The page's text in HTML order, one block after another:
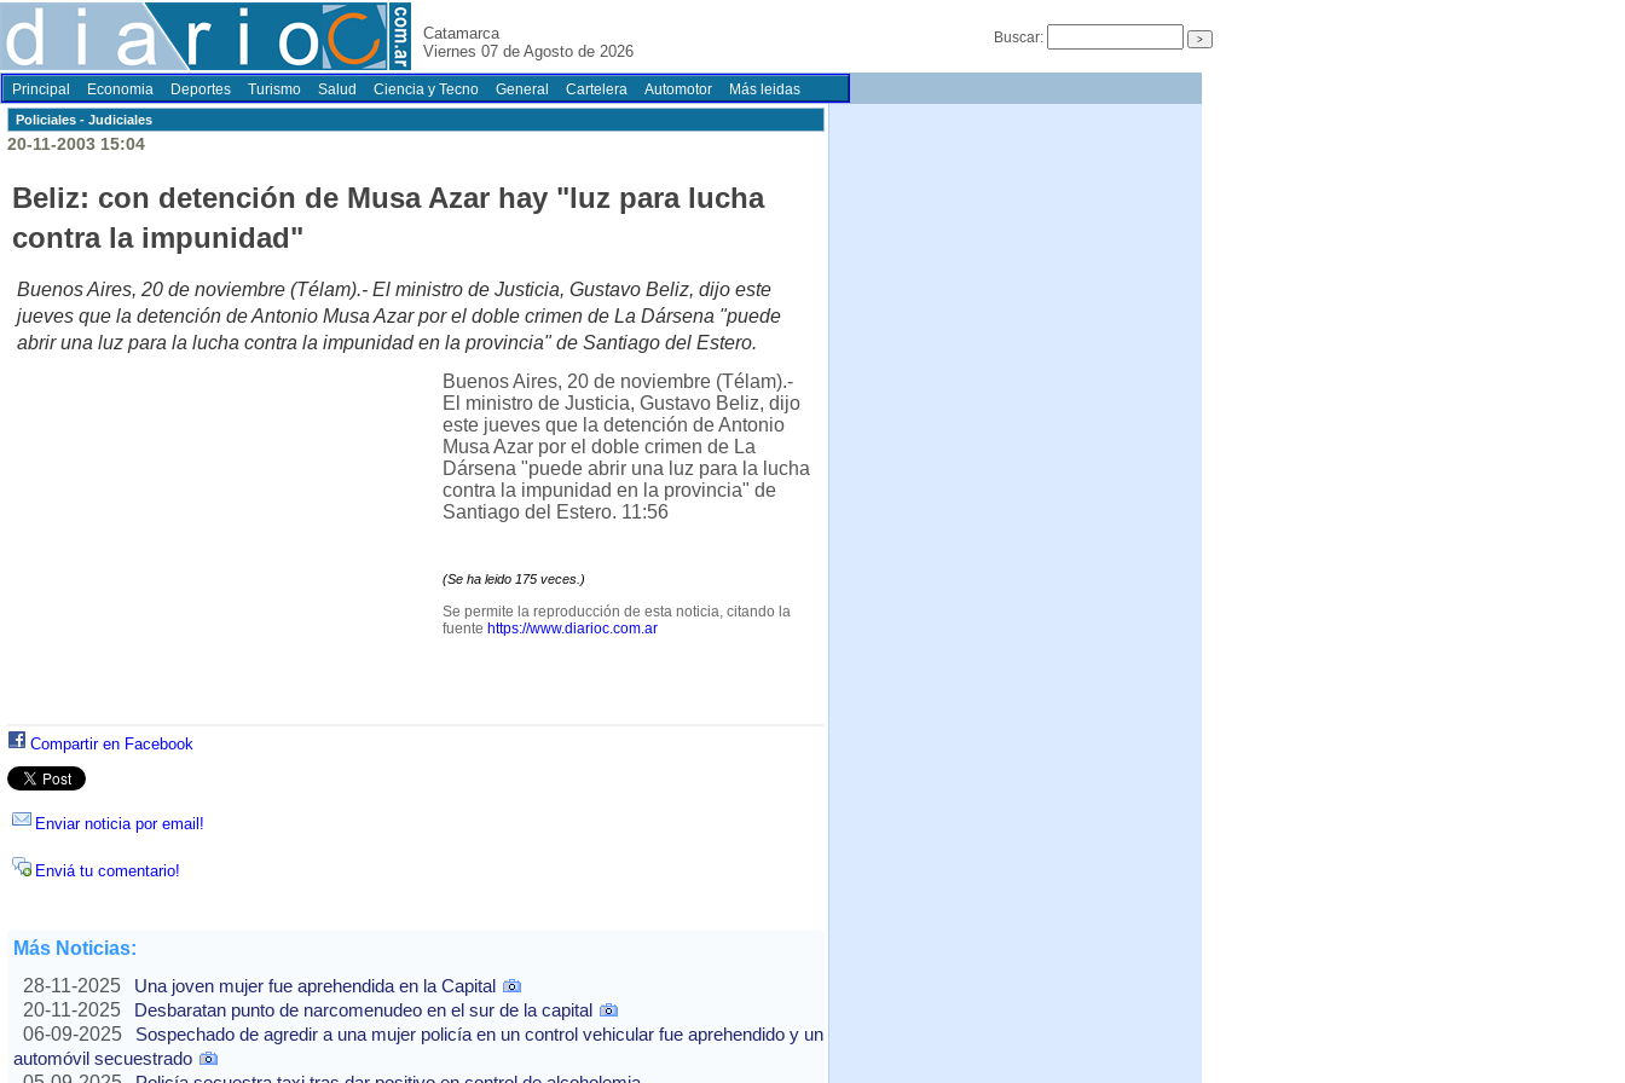
Catamarca
Viernes 07 de Agosto de 2026
Buscar:
Principal Economia Deportes Turismo Salud Ciencia y Tecno General Cartelera Automotor Más leidas
Policiales - Judiciales
20-11-2003 15:04
Beliz: con detención de Musa Azar hay "luz para lucha
contra la impunidad"
Buenos Aires, 20 de noviembre (Télam).- El ministro de Justicia, Gustavo Beliz, dijo este
jueves que la detención de Antonio Musa Azar por el doble crimen de La Dársena "puede
abrir una luz para la lucha contra la impunidad en la provincia" de Santiago del Estero.
Buenos Aires, 20 de noviembre (Télam).-
El ministro de Justicia, Gustavo Beliz, dijo
este jueves que la detención de Antonio
Musa Azar por el doble crimen de La
Dársena "puede abrir una luz para la lucha
contra la impunidad en la provincia" de
Santiago del Estero. 11:56
(Se ha leido 175 veces.)
Se permite la reproducción de esta noticia, citando la
fuente https://www.diarioc.com.ar
Compartir en Facebook
Enviar noticia por email!
Enviá tu comentario!
Más Noticias:
28-11-2025
Una joven mujer fue aprehendida en la Capital
20-11-2025
Desbaratan punto de narcomenudeo en el sur de la capital
06-09-2025
Sospechado de agredir a una mujer policía en un control vehicular fue aprehendido y un
automóvil secuestrado